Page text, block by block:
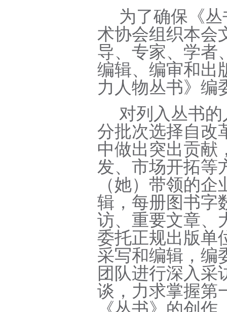
为了确保《
术协会组织本会
导、专家、学者
编辑、编审和出
力人物丛书》编
对列入丛书
分批次选择自改
中做出突出贡献
发、市场开拓等
（她）带领的
辑，每册图书字
访、重要文章、
委托正规出版单
采写和编辑，编
团队进行深入采
谈，力求掌握第